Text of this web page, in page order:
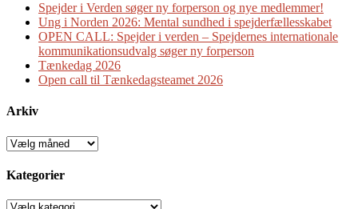
Spejder i Verden søger ny forperson og nye medlemmer!
Ung i Norden 2026: Mental sundhed i spejderfællesskabet
OPEN CALL: Spejder i verden – Spejdernes internationale
kommunikationsudvalg søger ny forperson
Tænkedag 2026
Open call til Tænkedagsteamet 2026
Arkiv
Arkiv
Kategorier
Kategorier